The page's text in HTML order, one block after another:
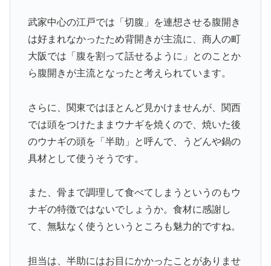
武家中心の江戸では「切腹」を連想させる腹開き
は好まれなかったため背開きが主流に、商人の町
大阪では「腹を割って話せるように」とのことか
ら腹開きが主流となったと考えられています。
さらに、関東ではほとんど見かけませんが、関西
では頭をつけたままウナギを焼くので、焼いた後
のウナギの頭を「半助」と呼んで、うどんや鍋の
具材として使うそうです。
また、骨まで調理して食べてしまうというのもウ
ナギの特徴ではないでしょうか。食材に感謝し
て、無駄なく使うというところも魅力的ですね。
担当は、半助にはお目にかかったことがありませ